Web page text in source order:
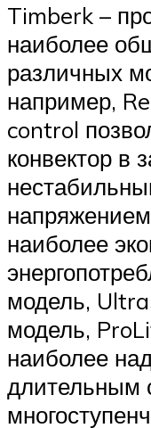
Timberk –
наиболее
различных
например,
control
конвектор в
наиболее
модель,
модель,
наиболее
длительным